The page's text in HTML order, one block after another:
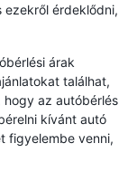
ezekről érdeklődni,
árak
találhat,
az autóbérlés
kívánt autó
figyelembe venni,